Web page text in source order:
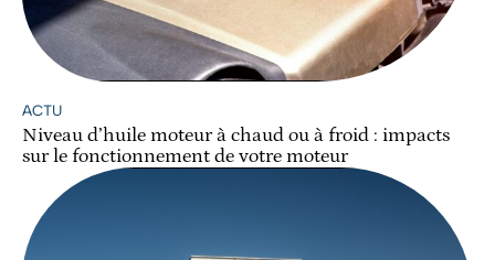
ACTU
Niveau d’huile moteur à chaud ou à froid : impacts
sur le fonctionnement de votre moteur